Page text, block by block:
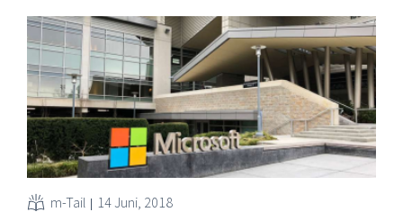
m-Tail 14 Juni, 2018